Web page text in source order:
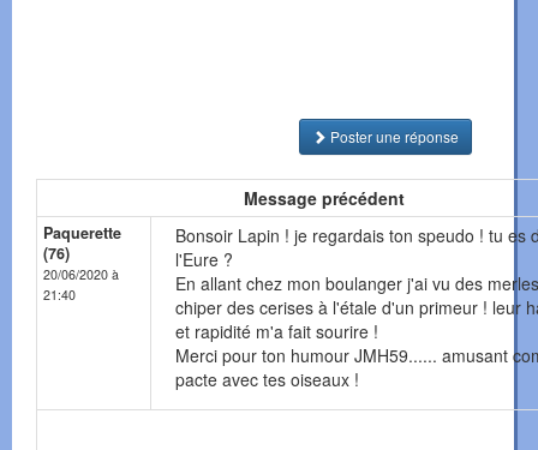
Poster une réponse
Message précédent
Paquerette
(76)
20/06/2020 à
21:40
Bonsoir Lapin ! je regardais ton speudo ! tu es
l'Eure ?
En allant chez mon boulanger j'ai vu des merles
chiper des cerises à l'étale d'un primeur ! leur
et rapidité m'a fait sourire !
Merci pour ton humour JMH59...... amusant
pacte avec tes oiseaux !